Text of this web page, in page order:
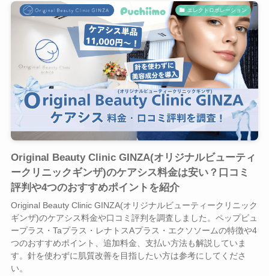
エレクトロポレーション
Original Beauty Clinic GINZA(オリジナルビューティ
ークリニックギンザ)のケアシス料金は安い？口コミ
評判や4つのおすすめポイントを紹介
Original Beauty Clinic GINZA(オリジナルビューティークリニック
ギンザ)のケアシス料金や口コミ評判を調査しました。ペップビュ
ープラス・Taプラス・レナトスAプラス・エクソソームの特徴や4
つのおすすめポイント、追加料金、支払い方法も解説していま
す。針を使わずに肌質改善を目指したい方は参考にしてくださ
い。